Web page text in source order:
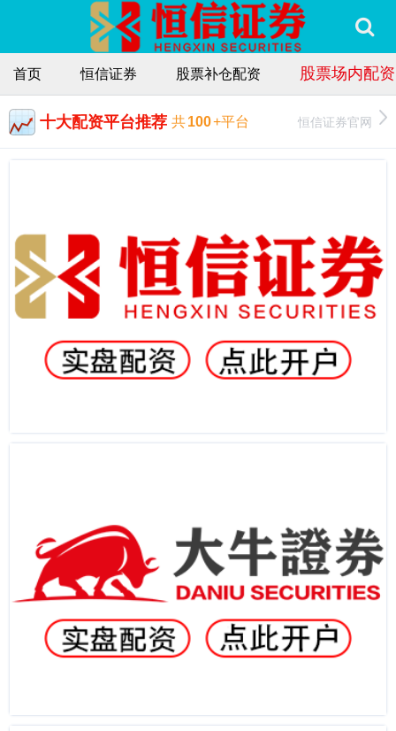
首页 恒信证券 股票补仓配资 股票场内配资
十大配资平台推荐 共100+平台 恒信证券官网